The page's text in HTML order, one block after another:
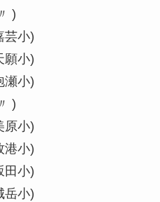
)
小)
小)
小)
)
小)
小)
小)
小)